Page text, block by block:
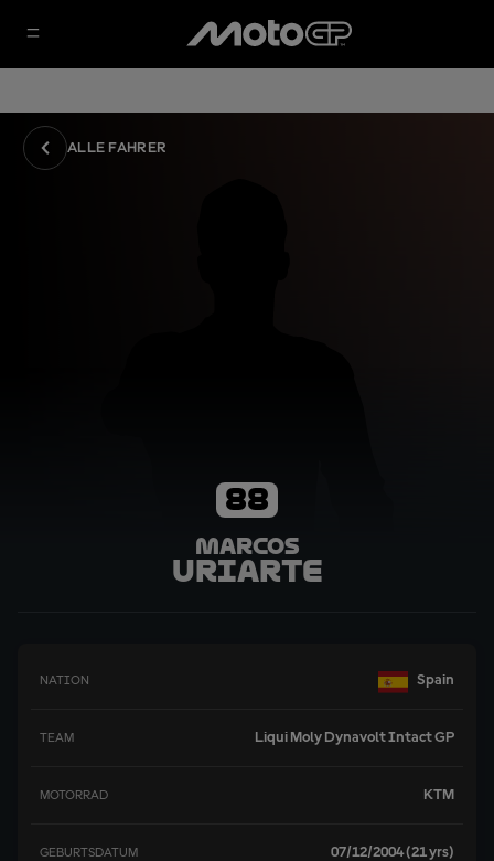
ALLE FAHRER
88
Marcos
Uriarte
NATION Spain
TEAM Liqui Moly Dynavolt Intact GP
MOTORRAD KTM
GEBURTSDATUM 07/12/2004 (21 yrs)